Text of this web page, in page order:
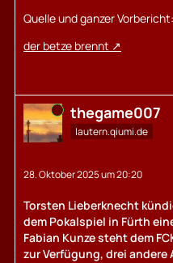
Quelle und ganzer Vorbericht:
der betze brennt
Online thegame007
lautern.qiumi.de
28. Oktober 2025 um 20:20
Torsten Lieberknecht
dem Pokalspiel in Fürth
Fabian Kunze steht dem
zur Verfügung, drei